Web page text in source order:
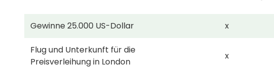
Gewinne 25.000 US-Dollar x
Flug und Unterkunft für die
Preisverleihung in London
x